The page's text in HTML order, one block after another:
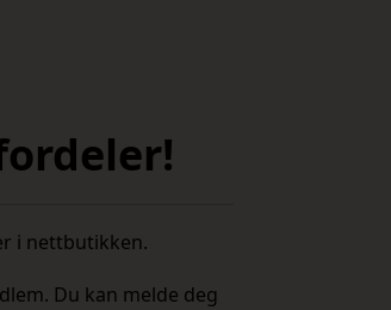
i nettbutikken.
Du kan melde deg